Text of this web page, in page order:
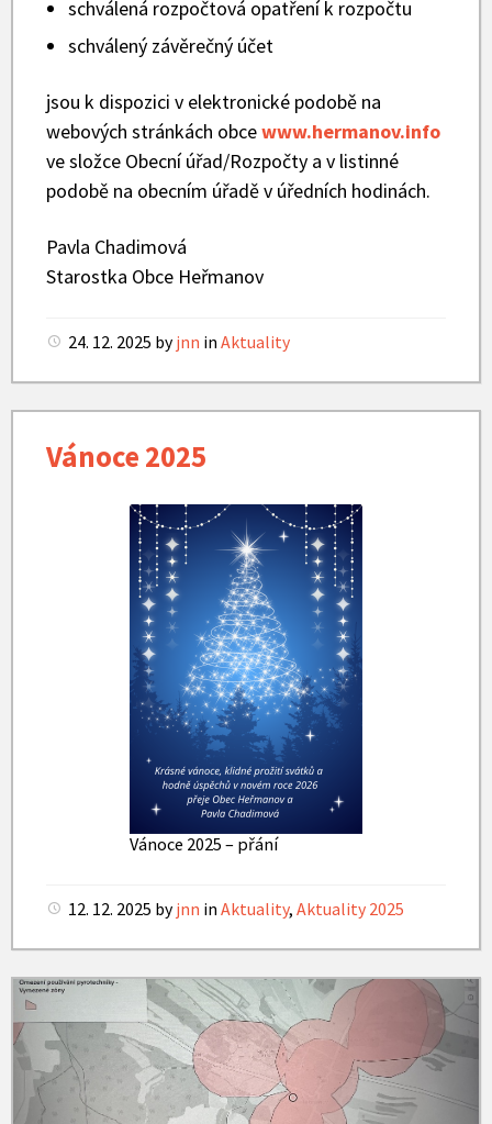
schválená rozpočtová opatření k rozpočtu
schválený závěrečný účet
jsou k dispozici v elektronické podobě na
webových stránkách obcewww.hermanov.info
ve složce Obecní úřad/Rozpočty a v listinné
podobě na obecním úřadě v úředních hodinách.
Pavla Chadimová
Starostka Obce Heřmanov
24. 12. 2025 by jnn in Aktuality
Vánoce 2025
Vánoce 2025 – přání
12. 12. 2025 by jnn in Aktuality, Aktuality 2025
Omezení
pyrotechniky
2025